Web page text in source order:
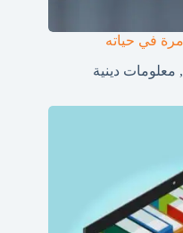
, معلومات دينية